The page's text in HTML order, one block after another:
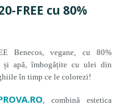
FREE cu 80%
Benecos, vegane, cu 80%
și apă, îmbogățite cu ulei din
în timp ce le colorezi!
, combină estetica